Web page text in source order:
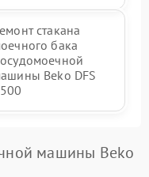
стакана
бака
Beko DFS
машины Beko